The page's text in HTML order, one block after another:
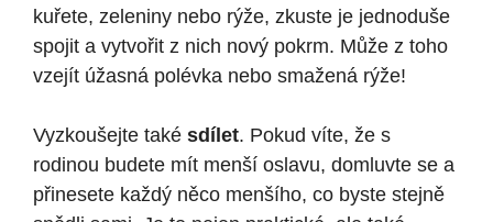
kuřete, zeleniny nebo rýže, zkuste je jednoduše
spojit a vytvořit z nich nový pokrm. Může z toho
vzejít úžasná polévka nebo smažená rýže!
Vyzkoušejte také sdílet. Pokud víte, že s
rodinou budete mít menší oslavu, domluvte se a
přinesete každý něco menšího, co byste stejně